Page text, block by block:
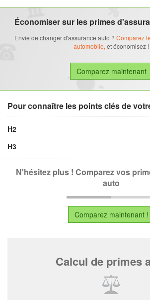
Économiser sur les primes
Envie de changer d'assurance auto ? Comparez
automobile, et économisez !
Pour connaître les points clés de
H2
H3
N'hésitez plus ! Comparez vos
auto
Comparez maintenant !
Calcul de primes